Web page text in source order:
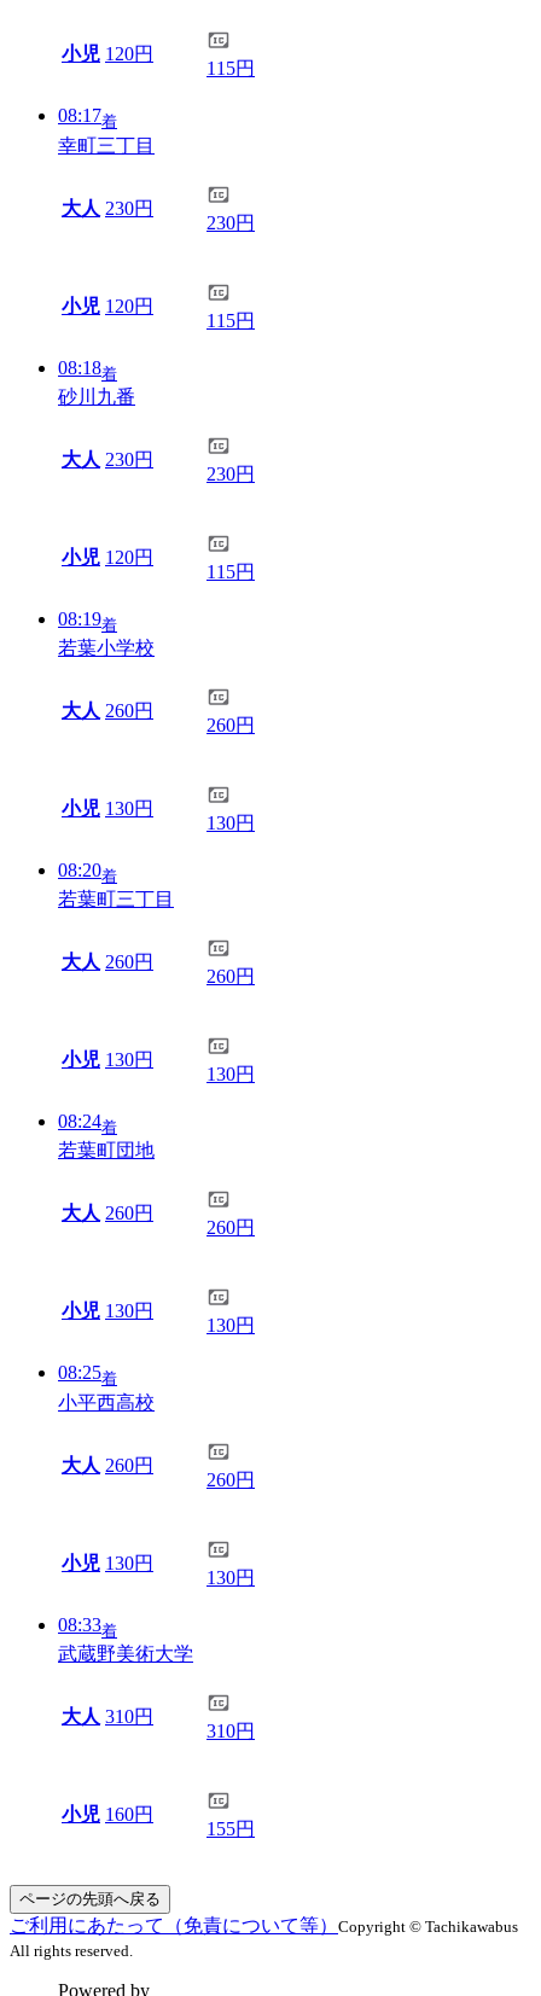
小児 120円
115円
08:17着
幸町三丁目
大人 230円
230円
小児 120円
115円
08:18着
砂川九番
大人 230円
230円
小児 120円
115円
08:19着
若葉小学校
大人 260円
260円
小児 130円
130円
08:20着
若葉町三丁目
大人 260円
260円
小児 130円
130円
08:24着
若葉町団地
大人 260円
260円
小児 130円
130円
08:25着
小平西高校
大人 260円
260円
小児 130円
130円
08:33着
武蔵野美術大学
大人 310円
310円
小児 160円
155円
ページの先頭へ戻る
ご利用にあたって（免責について等） Copyright © Tachikawabus
All rights reserved.
Powered by